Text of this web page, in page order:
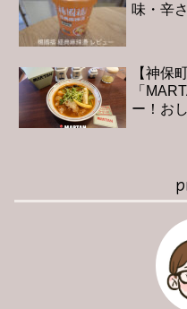
味・辛
【神保
「
ー！お